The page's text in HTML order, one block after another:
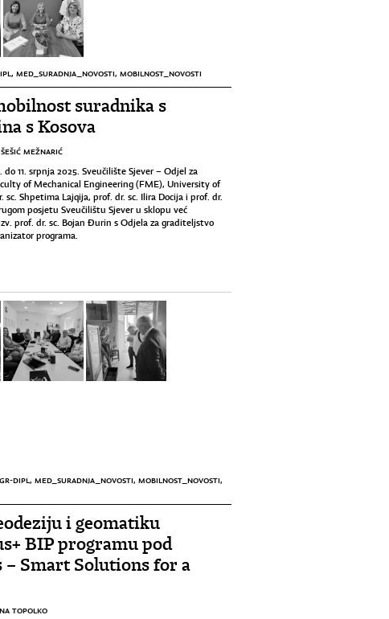
, MED_SURADNJA_NOVOSTI, MOBILNOST_NOVOSTI
suradnika s
s Kosova
MEŽNARIĆ
11. srpnja 2025. Sveučilište Sjever – Odjel za
of Mechanical Engineering (FME), University of
Shpetima Lajqija, prof. dr. sc. Ilira Docija i prof. dr.
posjetu Sveučilištu Sjever u sklopu već
prof. dr. sc. Bojan Đurin s Odjela za graditeljstvo
programa.
GR-DIPL, MED_SURADNJA_NOVOSTI, MOBILNOST_NOVOSTI,
i geomatiku
BIP programu pod
Smart Solutions for a
TOPOLKO